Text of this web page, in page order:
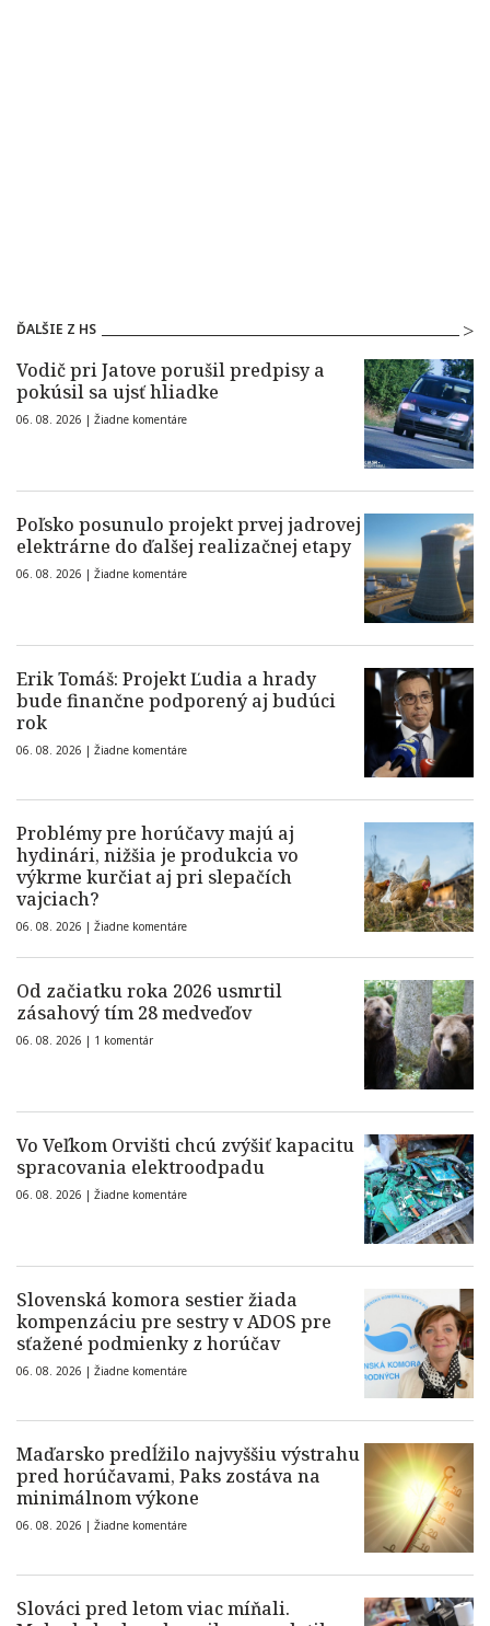
ĎALŠIE Z HS
Vodič pri Jatove porušil predpisy a
pokúsil sa ujsť hliadke
06. 08. 2026 | Žiadne komentáre
Poľsko posunulo projekt prvej jadrovej
elektrárne do ďalšej realizačnej etapy
06. 08. 2026 | Žiadne komentáre
Erik Tomáš: Projekt Ľudia a hrady
bude finančne podporený aj budúci
rok
06. 08. 2026 | Žiadne komentáre
Problémy pre horúčavy majú aj
hydinári, nižšia je produkcia vo
výkrme kurčiat aj pri slepačích
vajciach?
06. 08. 2026 | Žiadne komentáre
Od začiatku roka 2026 usmrtil
zásahový tím 28 medveďov
06. 08. 2026 | 1 komentár
Vo Veľkom Orvišti chcú zvýšiť kapacitu
spracovania elektroodpadu
06. 08. 2026 | Žiadne komentáre
Slovenská komora sestier žiada
kompenzáciu pre sestry v ADOS pre
sťažené podmienky z horúčav
06. 08. 2026 | Žiadne komentáre
Maďarsko predĺžilo najvyššiu výstrahu
pred horúčavami, Paks zostáva na
minimálnom výkone
06. 08. 2026 | Žiadne komentáre
Slováci pred letom viac míňali.